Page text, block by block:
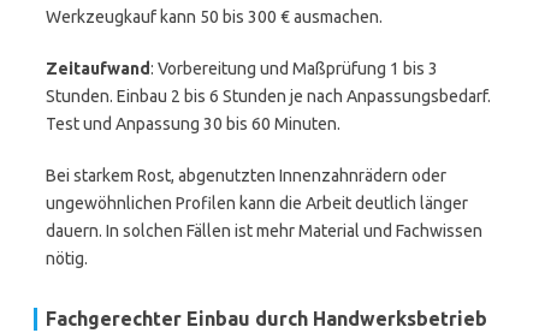
Werkzeugkauf kann 50 bis 300 € ausmachen.
Zeitaufwand: Vorbereitung und Maßprüfung 1 bis 3
Stunden. Einbau 2 bis 6 Stunden je nach Anpassungsbedarf.
Test und Anpassung 30 bis 60 Minuten.
Bei starkem Rost, abgenutzten Innenzahnrädern oder
ungewöhnlichen Profilen kann die Arbeit deutlich länger
dauern. In solchen Fällen ist mehr Material und Fachwissen
nötig.
Fachgerechter Einbau durch Handwerksbetrieb